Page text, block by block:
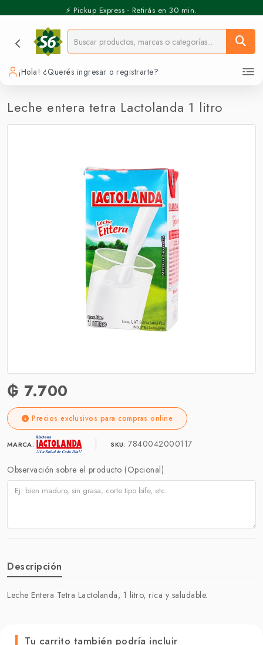
⚡️ Pickup Express - Retirás en 30 min.
¡Hola! ¿Querés ingresar o registrarte?
Leche entera tetra Lactolanda 1 litro
₲ 7.700
Precios exclusivos para compras online
MARCA: SKU: 7840042000117
Observación sobre el producto (Opcional)
Descripción
Leche Entera Tetra Lactolanda, 1 litro, rica y saludable.
Tu carrito también podría incluir